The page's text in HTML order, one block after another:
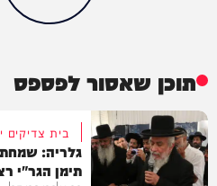
תוכן שאסור לפספס
בית צדיקים
גלריה:
תימן הגר"י